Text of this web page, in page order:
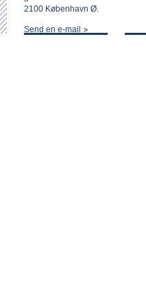
2100 København Ø.
Send en e-mail